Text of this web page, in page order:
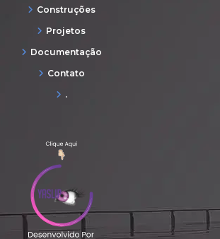
Construções
Projetos
Documentação
Contato
.